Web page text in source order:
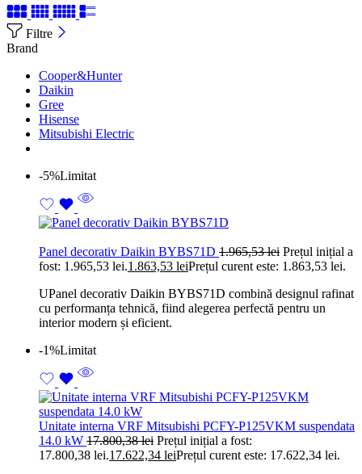
Filtre
Brand
Cooper&Hunter
Daikin
Gree
Hisense
Mitsubishi Electric
-5%Limitat
Panel decorativ Daikin BYBS71D 1.965,53lei Prețul inițial a
fost: 1.965,53 lei.1.863,53 leiPrețul curent este: 1.863,53 lei.
UPanel decorativ Daikin BYBS71D combină designul rafinat
cu performanța tehnică, fiind alegerea perfectă pentru un
interior modern și eficient.
-1%Limitat
Unitate interna VRF Mitsubishi PCFY-P125VKM suspendata
14.0 kW 17.800,38lei Prețul inițial a fost:
17.800,38 lei.17.622,34 leiPrețul curent este: 17.622,34 lei.